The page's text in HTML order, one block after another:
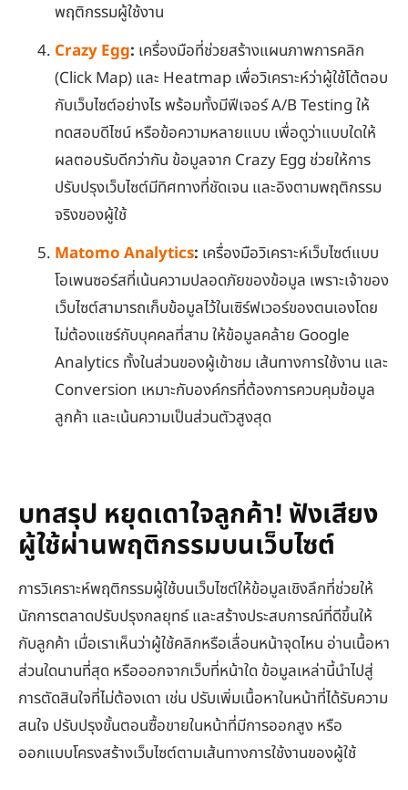
พฤติกรรมผู้ใช้งาน
Crazy Egg: เครื่องมือที่ช่วยสร้างแผนภาพการคลิก
(Click Map) และ Heatmap เพื่อวิเคราะห์ว่าผู้ใช้โต้ตอบ
กับเว็บไซต์อย่างไร พร้อมทั้งมีฟีเจอร์ A/B Testing ให้
ทดสอบดีไซน์ หรือข้อความหลายแบบ เพื่อดูว่าแบบใดให้
ผลตอบรับดีกว่ากัน ข้อมูลจาก Crazy Egg ช่วยให้การ
ปรับปรุงเว็บไซต์มีทิศทางที่ชัดเจน และอิงตามพฤติกรรม
จริงของผู้ใช้
Matomo Analytics: เครื่องมือวิเคราะห์เว็บไซต์แบบ
โอเพนซอร์สที่เน้นความปลอดภัยของข้อมูล เพราะเจ้าของ
เว็บไซต์สามารถเก็บข้อมูลไว้ในเซิร์ฟเวอร์ของตนเองโดย
ไม่ต้องแชร์กับบุคคลที่สาม ให้ข้อมูลคล้าย Google
Analytics ทั้งในส่วนของผู้เข้าชม เส้นทางการใช้งาน และ
Conversion เหมาะกับองค์กรที่ต้องการควบคุมข้อมูล
ลูกค้า และเน้นความเป็นส่วนตัวสูงสุด
บทสรุป หยุดเดาใจลูกค้า! ฟังเสียง
ผู้ใช้ผ่านพฤติกรรมบนเว็บไซต์
การวิเคราะห์พฤติกรรมผู้ใช้บนเว็บไซต์ให้ข้อมูลเชิงลึกที่ช่วยให้
นักการตลาดปรับปรุงกลยุทธ์ และสร้างประสบการณ์ที่ดีขึ้นให้
กับลูกค้า เมื่อเราเห็นว่าผู้ใช้คลิกหรือเลื่อนหน้าจุดไหน อ่านเนื้อหา
ส่วนใดนานที่สุด หรือออกจากเว็บที่หน้าใด ข้อมูลเหล่านี้นำไปสู่
การตัดสินใจที่ไม่ต้องเดา เช่น ปรับเพิ่มเนื้อหาในหน้าที่ได้รับความ
สนใจ ปรับปรุงขั้นตอนซื้อขายในหน้าที่มีการออกสูง หรือ
ออกแบบโครงสร้างเว็บไซต์ตามเส้นทางการใช้งานของผู้ใช้